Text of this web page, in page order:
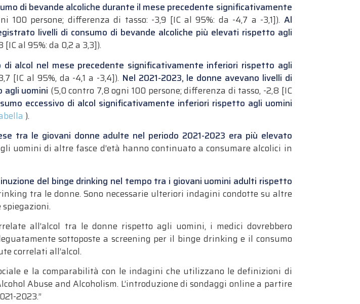
di bevande alcoliche durante il mese precedente significativamente
100 persone; differenza di tasso: -3,9 [IC al 95%: da -4,7 a -3,1]). Al
livelli di consumo di bevande alcoliche più elevati rispetto agli
al 95%: da 0,2 a 3,3]).
di alcol nel mese precedente significativamente inferiori rispetto agli
[IC al 95%, da -4,1 a -3,4]). Nel 2021-2023, le donne avevano livelli di
agli uomini (5,0 contro 7,8 ogni 100 persone; differenza di tasso, -2,8 [IC
eccessivo di alcol significativamente inferiori rispetto agli uomini
).
tra le giovani donne adulte nel periodo 2021-2023 era più elevato
uomini di altre fasce d’età hanno continuato a consumare alcolici in
del binge drinking nel tempo tra i giovani uomini adulti rispetto
tra le donne. Sono necessarie ulteriori indagini condotte su altre
all’alcol tra le donne rispetto agli uomini, i medici dovrebbero
sottoposte a screening per il binge drinking e il consumo
correlati all’alcol.
e la comparabilità con le indagini che utilizzano le definizioni di
Abuse and Alcoholism. L’introduzione di sondaggi online a partire
2023.”